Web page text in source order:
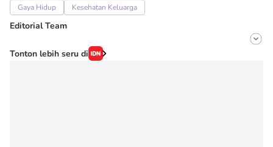
Gaya Hidup Kesehatan Keluarga
Editorial Team
Editor
Irma ediarti mardiyah
Tonton lebih seru di